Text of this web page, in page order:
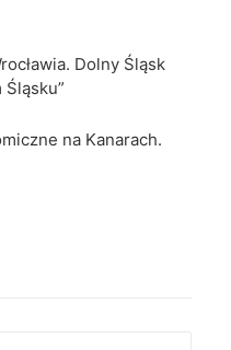
Dolny Śląsk
Śląsku”
na Kanarach.